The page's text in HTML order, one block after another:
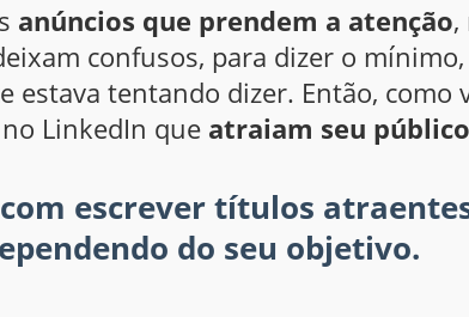
anúncios que prendem a atenção,
confusos, para dizer o
estava tentando dizer. Então, como
LinkedIn que atraiam seu
escrever títulos
do seu objetivo.